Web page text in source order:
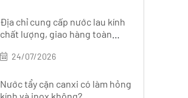
Địa chỉ cung cấp nước lau kính
chất lượng, giao hàng toàn
24/07/2026
Nước tẩy cặn canxi có làm hỏng